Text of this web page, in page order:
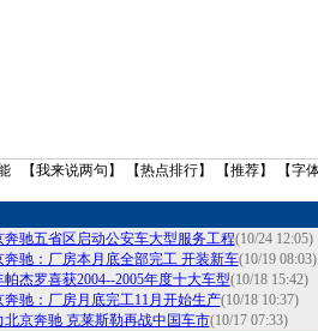
【我来说两句 】 【热点排行】 【推荐】 【字
奔驰五省区启动公安车大型服务工程(10/24 12:05)
奔驰：厂房本月底全部完工 开装新车(10/19 08:03)
帕杰罗喜获2004--2005年度十大车型(10/18 15:42)
奔驰：厂房月底完工11月开始生产(10/18 10:37)
北京奔驰 克莱斯勒再战中国车市(10/17 07:33)